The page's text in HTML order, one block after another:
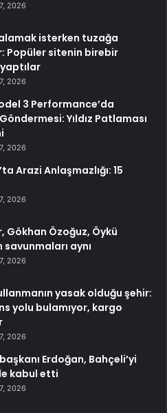
2026
isterken tuzağa
Popüler sitenin birebir
yaptılar
2026
3 Performance’da
Yıldız Patlaması
2026
Arazi Anlaşmazlığı: 15
2026
Gökhan Özoğuz, Öykü
savunmaları aynı
2026
yasak olduğu şehir:
yolu bulamıyor, kargo
2026
Erdoğan, Bahçeli’yi
kabul etti
2026